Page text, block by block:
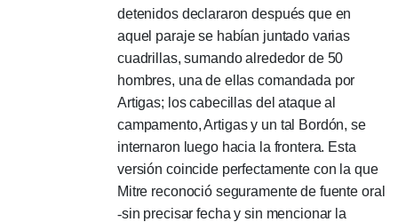
detenidos declararon después que en
aquel paraje se habían juntado varias
cuadrillas, sumando alrededor de 50
hombres, una de ellas comandada por
Artigas; los cabecillas del ataque al
campamento, Artigas y un tal Bordón, se
internaron luego hacia la frontera. Esta
versión coincide perfectamente con la que
Mitre reconoció seguramente de fuente oral
-sin precisar fecha y sin mencionar la